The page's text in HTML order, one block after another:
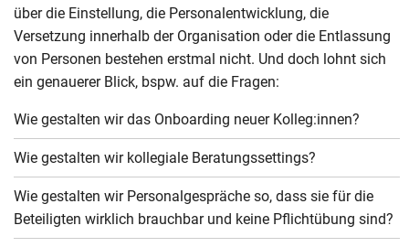
über die Einstellung, die Personalentwicklung, die
Versetzung innerhalb der Organisation oder die Entlassung
von Personen bestehen erstmal nicht. Und doch lohnt sich
ein genauerer Blick, bspw. auf die Fragen:
Wie gestalten wir das Onboarding neuer Kolleg:innen?
Wie gestalten wir kollegiale Beratungssettings?
Wie gestalten wir Personalgespräche so, dass sie für die
Beteiligten wirklich brauchbar und keine Pflichtübung sind?